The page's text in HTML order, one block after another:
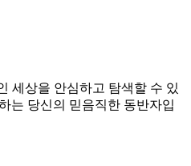
세상을 안심하고 탐색할 수 있
는 당신의 믿음직한 동반자입